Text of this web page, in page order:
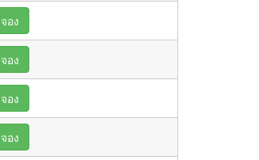
จอง
จอง
จอง
จอง